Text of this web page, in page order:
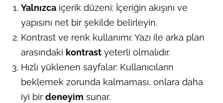
Yalnızca içerik düzeni: İçeriğin akışını ve
yapısını net bir şekilde belirleyin.
Kontrast ve renk kullanımı: Yazı ile arka plan
arasındaki kontrast yeterli olmalıdır.
Hızlı yüklenen sayfalar: Kullanıcıların
beklemek zorunda kalmaması, onlara daha
iyi birdeneyim sunar.